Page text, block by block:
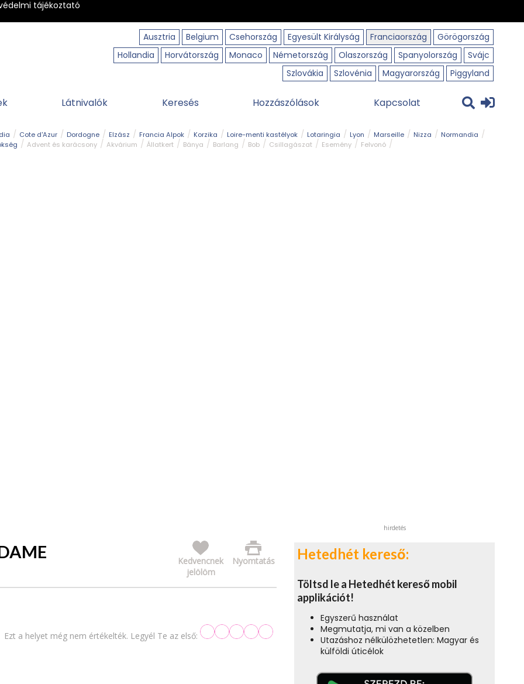
tájékoztató
Ausztria
Belgium Csehország Egyesült Királyság Franciaország
Görögország
Hollandia
Horvátország Monaco Németország Olaszország Spanyolország
Svájc
Szlovákia
Szlovénia Magyarország Piggyland
Látnivalók Keresés Hozzászólások Kapcsolat
Cote d'Azur Dordogne Elzász Francia Alpok Korzika Loire-menti kastélyok Lotaringia Lyon Marseille Nizza
Normandia
Advent és karácsony Akvárium Állatkert Bánya Barlang Bob Csillagászat Esemény
Felvonó
Nyomtatás
Kedvencnek
jelölöm
Ezt a helyet még nem értékelték. Legyél Te az első:
hirdetés
Hetedhét kereső:
Töltsd le a Hetedhét kereső mobil
applikációt!
Egyszerű használat
Megmutatja, mi van a közelben
Utazáshoz nélkülözhetetlen: Magyar és
külföldi úticélok